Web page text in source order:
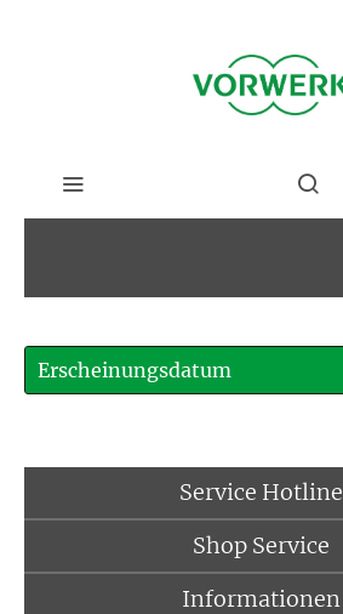
Service Hotline
Shop Service
Informationen